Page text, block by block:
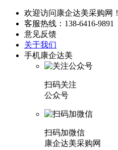
欢迎访问康企达美采购网！
客服热线： 138-6416-9891
意见反馈
关于我们
手机康企达美
扫码关注
公众号
扫码加微信
康企达美采购网